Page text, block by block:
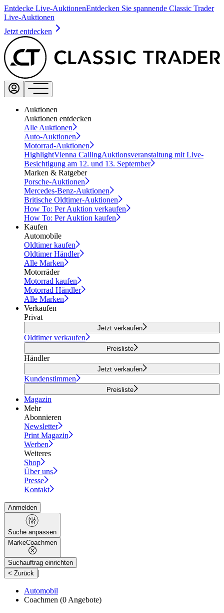
Entdecke Live-AuktionenEntdecken Sie spannende Classic Trader
Live-Auktionen
Jetzt entdecken
Auktionen
Auktionen entdecken
Alle Auktionen
Auto-Auktionen
Motorrad-Auktionen
HighlightVienna CallingAuktionsveranstaltung mit Live-
Besichtigung am 12. und 13. September
Marken & Ratgeber
Porsche-Auktionen
Mercedes-Benz-Auktionen
Britische Oldtimer-Auktionen
How To: Per Auktion verkaufen
How To: Per Auktion kaufen
Kaufen
Automobile
Oldtimer kaufen
Oldtimer Händler
Alle Marken
Motorräder
Motorrad kaufen
Motorrad Händler
Alle Marken
Verkaufen
Privat
Jetzt verkaufen
Oldtimer verkaufen
Preisliste
Händler
Jetzt verkaufen
Kundenstimmen
Preisliste
Magazin
Mehr
Abonnieren
Newsletter
Print Magazin
Werben
Weiteres
Shop
Über uns
Presse
Kontakt
Anmelden
Suche anpassen
MarkeCoachmen
Suchauftrag einrichten
< Zurück |
Automobil
Coachmen (0 Angebote)